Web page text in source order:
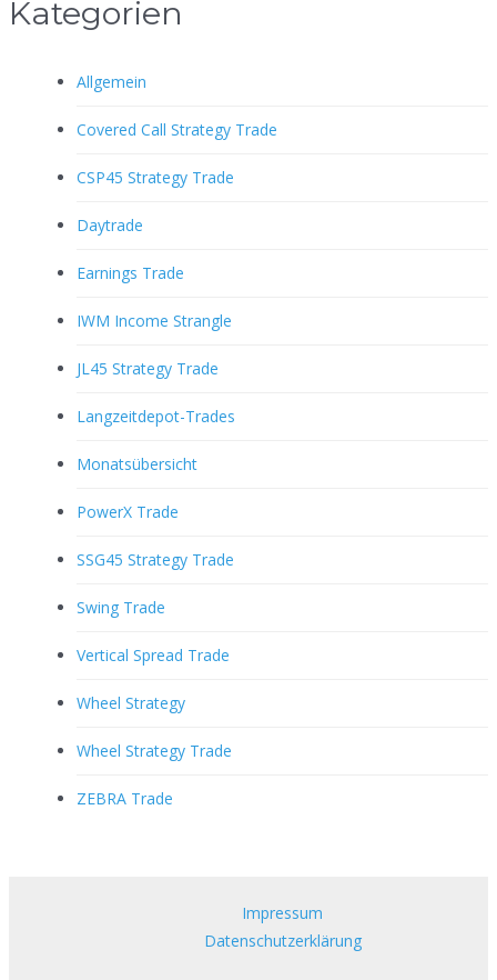
Kategorien
Allgemein
Covered Call Strategy Trade
CSP45 Strategy Trade
Daytrade
Earnings Trade
IWM Income Strangle
JL45 Strategy Trade
Langzeitdepot-Trades
Monatsübersicht
PowerX Trade
SSG45 Strategy Trade
Swing Trade
Vertical Spread Trade
Wheel Strategy
Wheel Strategy Trade
ZEBRA Trade
Impressum
Datenschutzerklärung